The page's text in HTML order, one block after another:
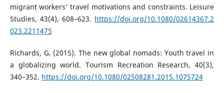
migrant workers’ travel motivations and constraints. Leisure
Studies, 43(4), 608–623. https://doi.org/10.1080/02614367.2
023.2211475
Richards, G. (2015). The new global nomads: Youth travel in
a globalizing world. Tourism Recreation Research, 40(3),
340–352. https://doi.org/10.1080/02508281.2015.1075724